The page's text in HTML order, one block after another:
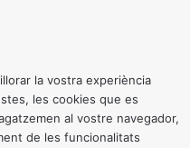
la vostra experiència
les cookies que es
al vostre navegador,
de les funcionalitats